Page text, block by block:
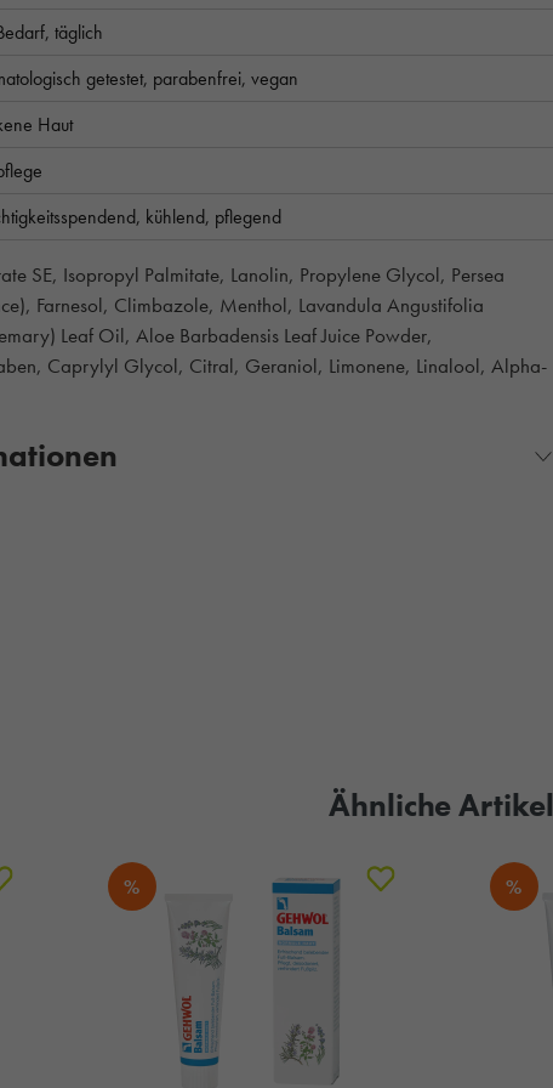
täglich
getestet, parabenfrei, vegan
Haut
kühlend, pflegend
SE, Isopropyl Palmitate, Lanolin, Propylene Glycol, Persea
Farnesol, Climbazole, Menthol, Lavandula Angustifolia
Leaf Oil, Aloe Barbadensis Leaf Juice Powder,
Caprylyl Glycol, Citral, Geraniol, Limonene, Linalool, Alpha-
Ähnliche Artikel
% %